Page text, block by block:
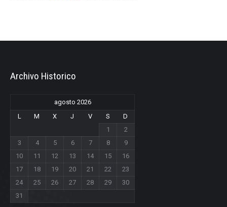
Archivo Historico
agosto 2026
L
M X J V S
D
1
2
3
4 5 6 7 8
9
10
11 12 13 14 15
16
17
18 19 20 21 22
23
24
25 26 27 28 29
30
31